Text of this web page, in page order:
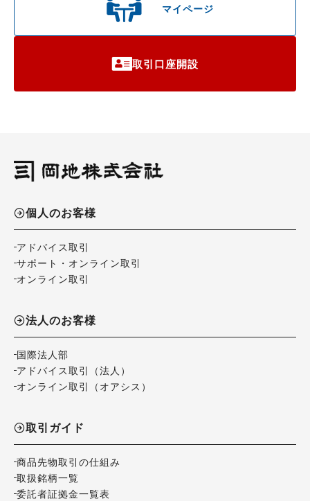
マイページ
取引口座開設
個人のお客様
アドバイス取引
サポート・オンライン取引
オンライン取引
法人のお客様
国際法人部
アドバイス取引（法人）
オンライン取引（オアシス）
取引ガイド
商品先物取引の仕組み
取扱銘柄一覧
委託者証拠金一覧表